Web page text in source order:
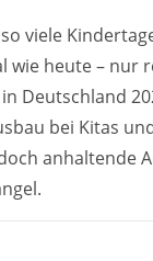
viele
wie heute – nur
Deutschland
bei Kitas
anhaltende